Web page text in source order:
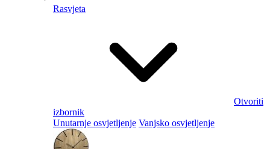
Rasvjeta
Otvoriti
izbornik
Unutarnje osvjetljenje Vanjsko osvjetljenje